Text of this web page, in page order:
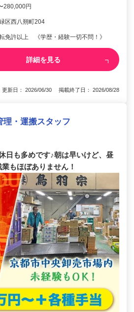
280,000円
区西八朔町204
免許以上 《学歴・経験一切不問！》
詳細を見る
更新日： 2026/06/30 掲載終了日： 2026/08/28
理・運搬スタッフ
日も多めです♪朝は早いけど、昼
もほぼありません！